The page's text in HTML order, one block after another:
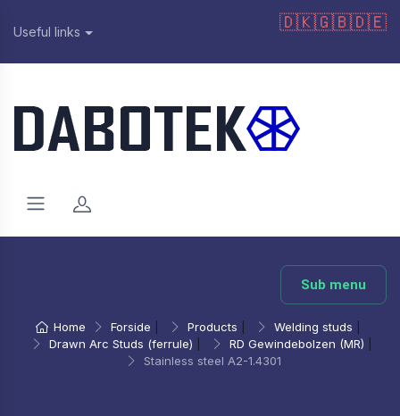
Useful links 🇩🇰🇬🇧🇩🇪
Sub menu
Home Forside Products Welding studs
Drawn Arc Studs (ferrule)
RD Gewindebolzen (MR)
Stainless steel A2-1.4301